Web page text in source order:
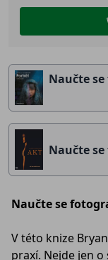
Naučte
Naučte
Naučte se
V této knize
praxí. Nejde jen